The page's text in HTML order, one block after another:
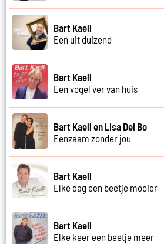
Bart Kaell
Een uit duizend
Bart Kaell
Een vogel ver van huis
Bart Kaell en Lisa Del Bo
Eenzaam zonder jou
Bart Kaell
Elke dag een beetje mooier
Bart Kaell
Elke keer een beetje meer